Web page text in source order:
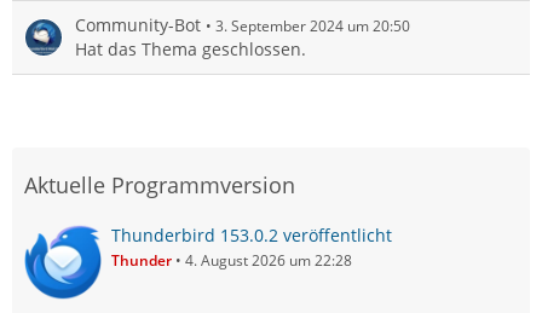
Community-Bot 3. September 2024 um 20:50
Hat das Thema geschlossen.
Aktuelle Programmversion
Thunderbird 153.0.2 veröffentlicht
Thunder 4. August 2026 um 22:28